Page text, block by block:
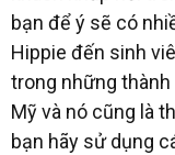
bạn để ý sẽ có
Hippie đến sinh
trong những
Mỹ và nó cũng là
bạn hãy sử dụng